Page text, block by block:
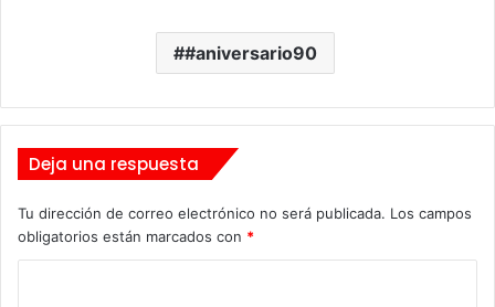
#aniversario90
Deja una respuesta
Tu dirección de correo electrónico no será publicada. Los campos
obligatorios están marcados con *